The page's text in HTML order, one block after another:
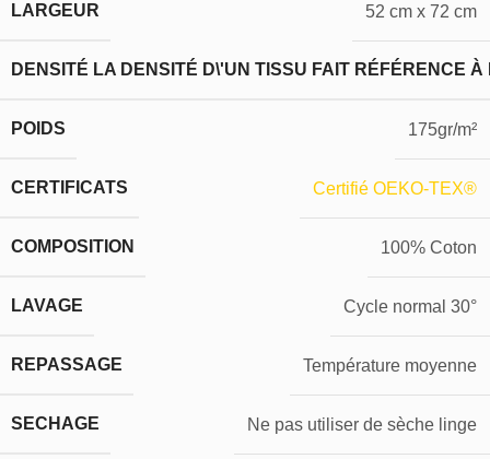
LARGEUR 52 cm x 72 cm
DENSITÉ LA DENSITÉ D\'UN TISSU FAIT RÉFÉRENCE
POIDS 175gr/m²
CERTIFICATS Certifié OEKO-TEX®
COMPOSITION 100% Coton
LAVAGE Cycle normal 30°
REPASSAGE Température moyenne
SECHAGE Ne pas utiliser de sèche linge